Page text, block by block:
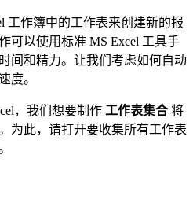
工作簿中的工作表来创建新的报
可以使用标准 MS Excel 工具手
间和精力。让我们考虑如何自动
度。
，我们想要制作 工作表集合 将
为此，请打开要收集所有工作表